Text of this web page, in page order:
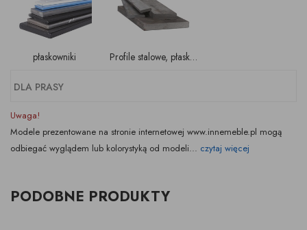
płaskowniki Profile stalowe, płaskowniki
DLA PRASY
Uwaga!
Modele prezentowane na stronie internetowej www.innemeble.pl mogą
odbiegać wyglądem lub kolorystyką od modeli... czytaj więcej
PODOBNE PRODUKTY